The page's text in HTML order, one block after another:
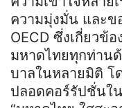
ความมุ่งมั่น และข
OECD ซึ่งเกี่ยวข้
มหาดไทยทุกท่าน
บาลในหลายมิติ โ
ปลอดคอร์รัปชั่นใ